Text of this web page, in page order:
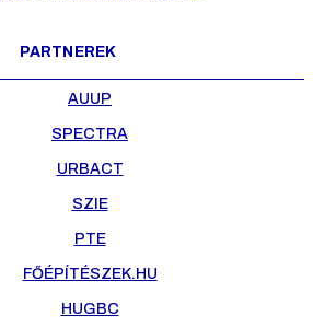
PARTNEREK
AUUP
SPECTRA
URBACT
SZIE
PTE
FŐÉPÍTÉSZEK.HU
HUGBC